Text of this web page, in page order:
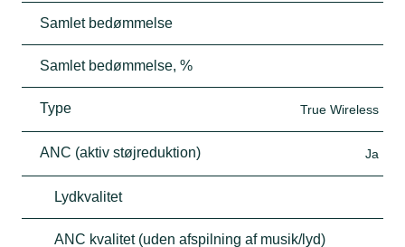
Samlet bedømmelse
Samlet bedømmelse, %
Type True Wireless
ANC (aktiv støjreduktion) Ja
Lydkvalitet
ANC kvalitet (uden afspilning af musik/lyd)